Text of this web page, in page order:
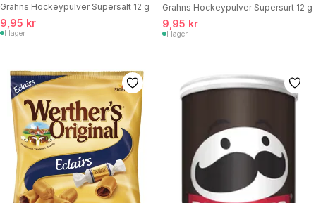
Grahns Hockeypulver Supersalt 12 g
9,95 kr
I lager
Grahns Hockeypulver Supersurt 12 g
9,95 kr
I lager